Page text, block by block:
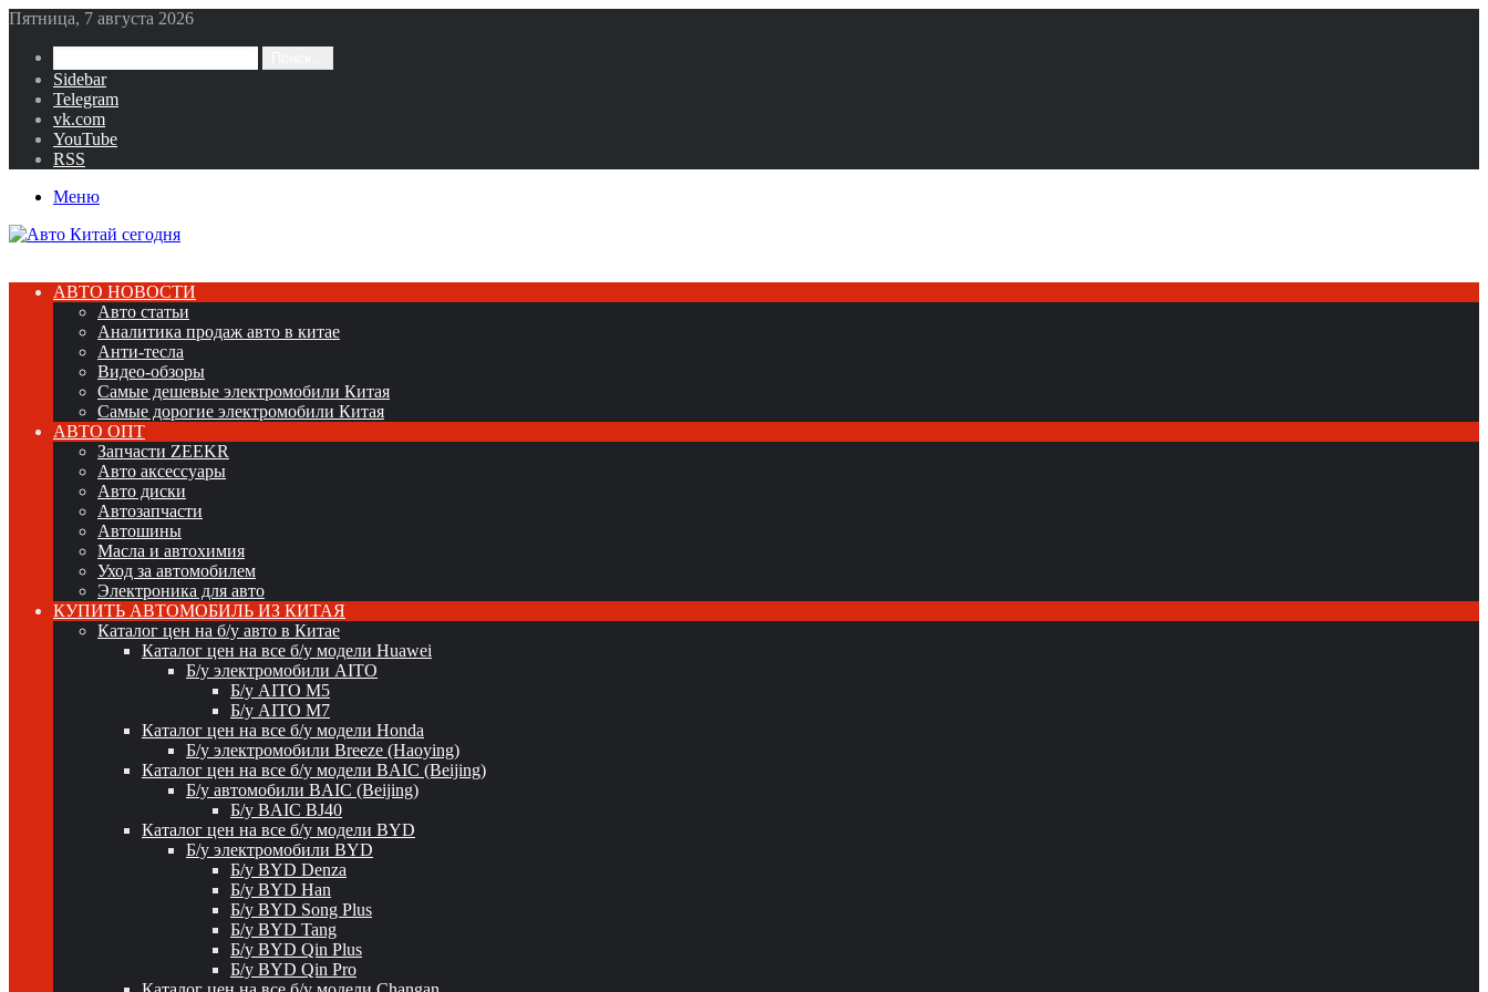
Пятница, 7 августа 2026
Sidebar
Telegram
vk.com
YouTube
RSS
Меню
АВТО НОВОСТИ
Авто статьи
Аналитика продаж авто в китае
Анти-тесла
Видео-обзоры
Самые дешевые электромобили Китая
Самые дорогие электромобили Китая
АВТО ОПТ
Запчасти ZEEKR
Авто аксессуары
Авто диски
Автозапчасти
Автошины
Масла и автохимия
Уход за автомобилем
Электроника для авто
КУПИТЬ АВТОМОБИЛЬ ИЗ КИТАЯ
Каталог цен на б/у авто в Китае
Каталог цен на все б/у модели Huawei
Б/у электромобили AITO
Б/у AITO M5
Б/у AITO M7
Каталог цен на все б/у модели Honda
Б/у электромобили Breeze (Haoying)
Каталог цен на все б/у модели BAIC (Beijing)
Б/у автомобили BAIC (Beijing)
Б/у BAIC BJ40
Каталог цен на все б/у модели BYD
Б/у электромобили BYD
Б/у BYD Denza
Б/у BYD Han
Б/у BYD Song Plus
Б/у BYD Tang
Б/у BYD Qin Plus
Б/у BYD Qin Pro